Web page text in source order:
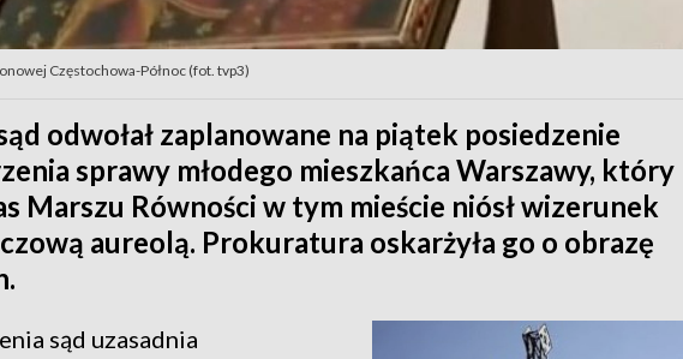
Częstochowa-Północ (fot. tvp3)
odwołał zaplanowane na piątek posiedzenie
sprawy młodego mieszkańca Warszawy, który
Marszu Równości w tym mieście niósł wizerunek
aureolą. Prokuratura oskarżyła go o obrazę
sąd uzasadnia